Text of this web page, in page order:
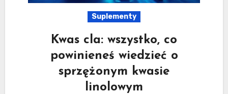
Suplementy
Kwas cla: wszystko, co
powinieneś wiedzieć o
sprzężonym kwasie
linolowym